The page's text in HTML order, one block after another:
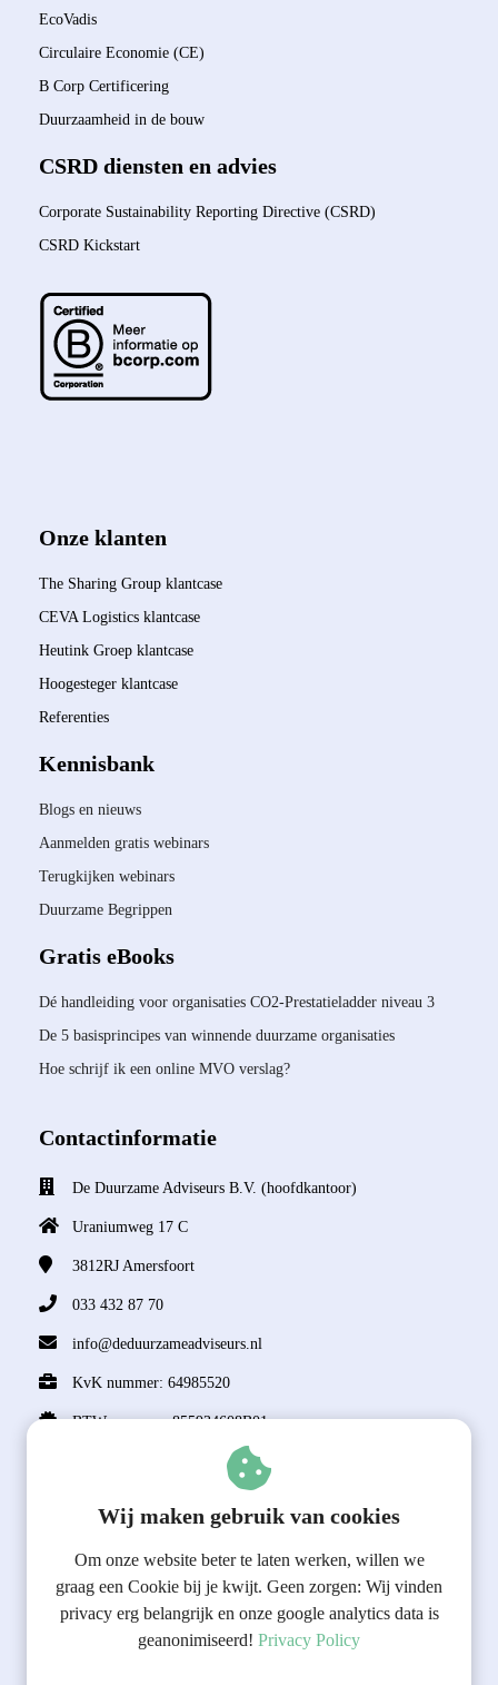
EcoVadis
Circulaire Economie (CE)
B Corp Certificering
Duurzaamheid in de bouw
CSRD diensten en advies
Corporate Sustainability Reporting Directive (CSRD)
CSRD Kickstart
Onze klanten
The Sharing Group klantcase
CEVA Logistics klantcase
Heutink Groep klantcase
Hoogesteger klantcase
Referenties
Kennisbank
Blogs en nieuws
Aanmelden gratis webinars
Terugkijken webinars
Duurzame Begrippen
Gratis eBooks
Dé handleiding voor organisaties CO2-Prestatieladder niveau 3
De 5 basisprincipes van winnende duurzame organisaties
Hoe schrijf ik een online MVO verslag?
Contactinformatie
De Duurzame Adviseurs B.V. (hoofdkantoor)
Uraniumweg 17 C
3812RJ Amersfoort
033 432 87 70
info@deduurzameadviseurs.nl
KvK nummer: 64985520
BTW nummer: 855934608B01
Algemene Voorwaarden
Privacy Policy
Over ons
Wij maken gebruik van cookies
Om onze website beter te laten werken, willen we
graag een Cookie bij je kwijt. Geen zorgen: Wij vinden
privacy erg belangrijk en onze google analytics data is
geanonimiseerd! Privacy Policy